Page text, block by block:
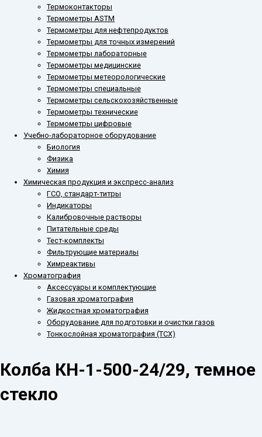
Термоконтакторы
Термометры ASTM
Термометры для нефтепродуктов
Термометры для точных измерений
Термометры лабораторные
Термометры медицинские
Термометры метеорологические
Термометры специальные
Термометры сельскохозяйственные
Термометры технические
Термометры цифровые
Учебно-лабораторное оборудование
Биология
Физика
Химия
Химическая продукция и экспресс-анализ
ГСО, стандарт-титры
Индикаторы
Калибровочные растворы
Питательные среды
Тест-комплекты
Фильтрующие материалы
Химреактивы
Хроматография
Аксессуары и комплектующие
Газовая хроматография
Жидкостная хроматография
Оборудование для подготовки и очистки газов
Тонкослойная хроматография (ТСХ)
Колба КН-1-500-24/29, темное
стекло